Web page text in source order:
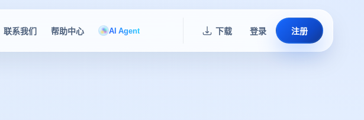
联系我们 帮助中心 AI Agent 下载 登录 注册